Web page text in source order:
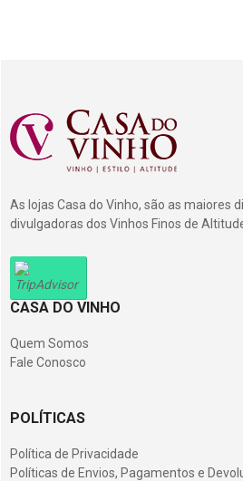
As lojas Casa do Vinho, são as maiores
divulgadoras dos Vinhos Finos de
CASA DO VINHO
Quem Somos
Fale Conosco
POLÍTICAS
Política de Privacidade
Políticas de Envios, Pagamentos e